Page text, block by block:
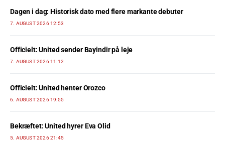
Dagen i dag: Historisk dato med flere markante debuter
7. AUGUST 2026 12:53
Officielt: United sender Bayindir på leje
7. AUGUST 2026 11:12
Officielt: United henter Orozco
6. AUGUST 2026 19:55
Bekræftet: United hyrer Eva Olid
5. AUGUST 2026 21:45